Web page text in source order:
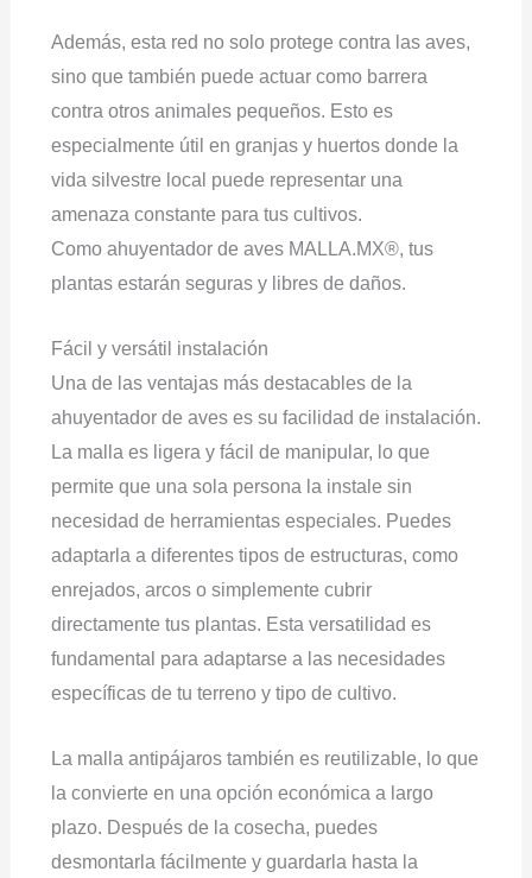
Además, esta red no solo protege contra las aves,
sino que también puede actuar como barrera
contra otros animales pequeños. Esto es
especialmente útil en granjas y huertos donde la
vida silvestre local puede representar una
amenaza constante para tus cultivos.
Como ahuyentador de aves MALLA.MX®, tus
plantas estarán seguras y libres de daños.
Fácil y versátil instalación
Una de las ventajas más destacables de la
ahuyentador de aves es su facilidad de instalación.
La malla es ligera y fácil de manipular, lo que
permite que una sola persona la instale sin
necesidad de herramientas especiales. Puedes
adaptarla a diferentes tipos de estructuras, como
enrejados, arcos o simplemente cubrir
directamente tus plantas. Esta versatilidad es
fundamental para adaptarse a las necesidades
específicas de tu terreno y tipo de cultivo.
La malla antipájaros también es reutilizable, lo que
la convierte en una opción económica a largo
plazo. Después de la cosecha, puedes
desmontarla fácilmente y guardarla hasta la